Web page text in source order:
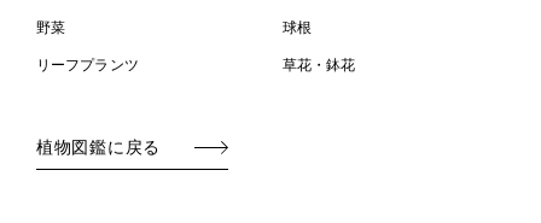
野菜 球根
リーフプランツ 草花・鉢花
植物図鑑に戻る